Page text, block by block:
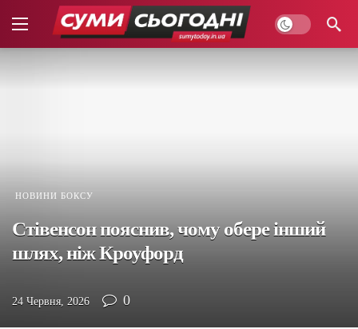
НОВИНИ БОКСУ
Стівенсон пояснив, чому обере інший
шлях, ніж Кроуфорд
24 Червня, 2026 0